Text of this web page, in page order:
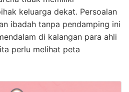
keluarga dekat. Persoalan
ibadah tanpa pendamping ini
di kalangan para ahli
perlu melihat peta